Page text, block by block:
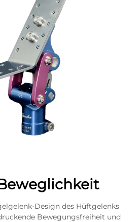
Design des Hüftgelenks
Bewegungsfreiheit und